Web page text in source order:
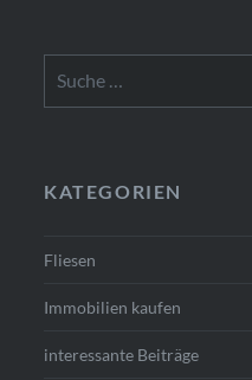
nach:
KATEGORIEN
Fliesen
Immobilien kaufen
interessante Beiträge